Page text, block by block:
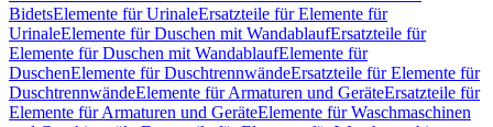
BidetsElemente für UrinaleErsatzteile für Elemente für
UrinaleElemente für Duschen mit WandablaufErsatzteile für
Elemente für Duschen mit WandablaufElemente für
DuschenElemente für DuschtrennwändeErsatzteile für Elemente für
DuschtrennwändeElemente für Armaturen und GeräteErsatzteile für
Elemente für Armaturen und GeräteElemente für Waschmaschinen